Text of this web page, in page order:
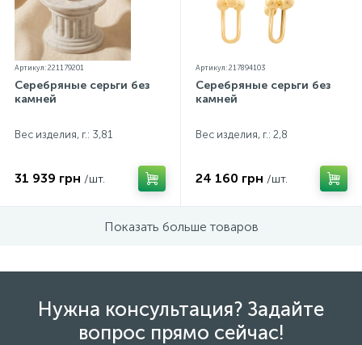
Артикул: 221179201
Серебряные серьги без
камней
Вес изделия, г.: 3,81
31 939 грн /шт.
Артикул: 217894103
Серебряные серьги без
камней
Вес изделия, г.: 2,8
24 160 грн /шт.
Показать больше товаров
Нужна консультация? Задайте
вопрос прямо сейчас!